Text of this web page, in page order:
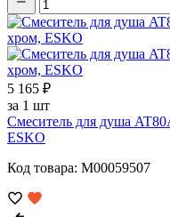
5 165 ₽
за 1 шт
Смеситель для душа
ESKO
Код товара: M00059507